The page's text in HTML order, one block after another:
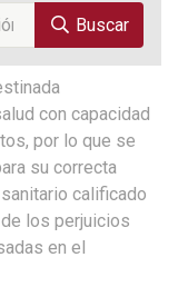
Buscar
con capacidad
por lo que se
su correcta
calificado
los perjuicios
en el